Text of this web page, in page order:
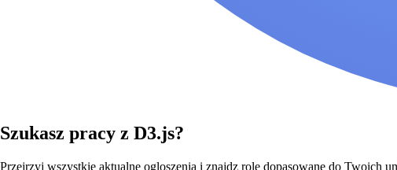
Szukasz pracy z D3.js?
Przejrzyj wszystkie aktualne ogloszenia i znajdz role dopasowane do Twoich